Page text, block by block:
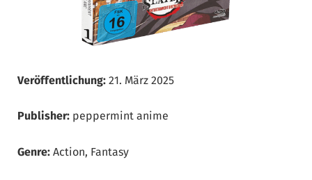
Veröffentlichung: 21. März 2025
Publisher: peppermint anime
Genre: Action, Fantasy